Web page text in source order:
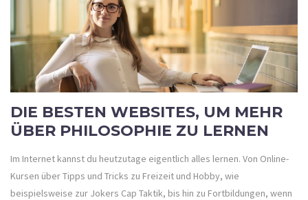
DIE BESTEN WEBSITES, UM MEHR
ÜBER PHILOSOPHIE ZU LERNEN
Im Internet kannst du heutzutage eigentlich alles lernen. Von Online-
Kursen über Tipps und Tricks zu Freizeit und Hobby, wie
beispielsweise zur Jokers Cap Taktik, bis hin zu Fortbildungen, wenn